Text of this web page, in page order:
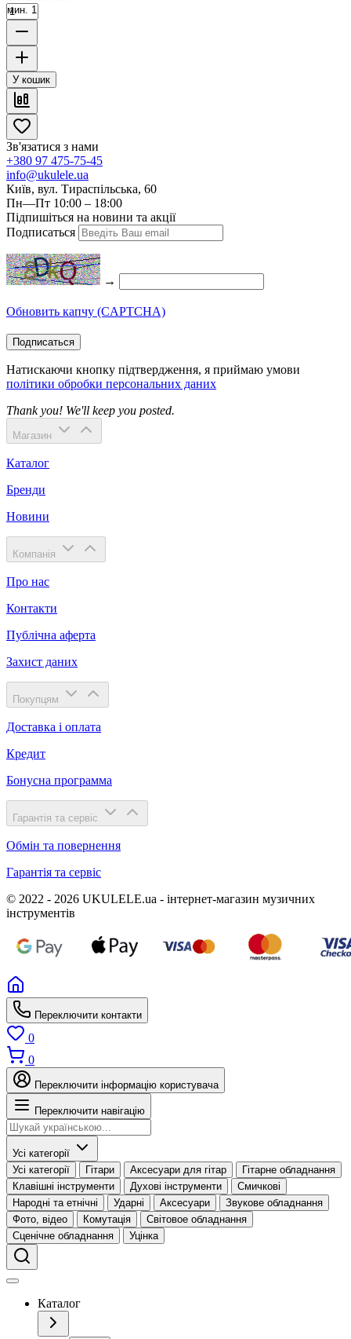
мин. 1
У кошик
Зв'язатися з нами
+380 97 475-75-45
info@ukulele.ua
Київ, вул. Тираспільська, 60
Пн—Пт 10:00 – 18:00
Підпишіться на новини та акції
Подписаться
→
Обновить капчу (CAPTCHA)
Подписаться
Натискаючи кнопку підтвердження, я приймаю умови
політики обробки персональних даних
Thank you! We'll keep you posted.
Магазин
Каталог
Бренди
Новини
Компанія
Про нас
Контакти
Публічна аферта
Захист даних
Покупцям
Доставка і оплата
Кредит
Бонусна программа
Гарантія та сервіс
Обмін та повернення
Гарантія та сервіс
© 2022 - 2026 UKULELE.ua - інтернет-магазин музичних
інструментів
Переключити контакти
0
0
Переключити інформацію користувача
Переключити навігацію
Усі категорії
Усі категорії
Гітари Аксесуари для гітар
Гітарне обладнання
Клавішні інструменти
Духові інструменти
Смичкові
Народні та етнічні
Ударні Аксесуари
Звукове обладнання
Фото, відео
Комутація
Світовое обладнання
Сценічне обладнання
Уцінка
Каталог